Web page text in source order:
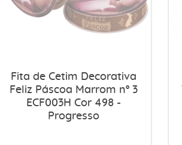
Fita de Cetim Decorativa
Feliz Páscoa Marrom nº 3
ECF003H Cor 498 -
Progresso